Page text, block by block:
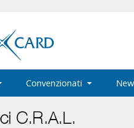
Convenzionati
C.R.A.L.